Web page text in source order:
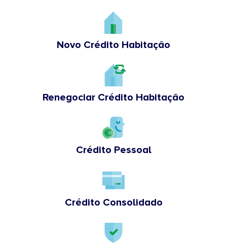
Novo Crédito Habitação
Renegociar Crédito Habitação
Crédito Pessoal
Crédito Consolidado